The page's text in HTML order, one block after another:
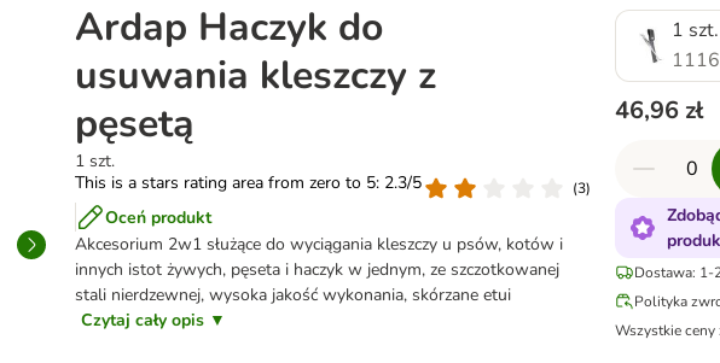
Ardap Haczyk do
usuwania kleszczy z
pęsetą
1 szt.
This is a stars rating area from zero to 5: 2.3/5
(3)
Oceń produkt
Akcesorium 2w1 służące do wyciągania kleszczy u psów, kotów i
innych istot żywych, pęseta i haczyk w jednym, ze szczotkowanej
stali nierdzewnej, wysoka jakość wykonania, skórzane etui
Czytaj cały opis ▼
1 szt.
46,96 zł
Dostawa: 1-
Polityka
Wszystkie ceny